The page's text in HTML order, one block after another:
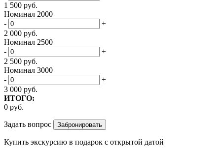
1 500 руб.
Номинал 2000
-
+
2 000 руб.
Номинал 2500
-
+
2 500 руб.
Номинал 3000
-
+
3 000 руб.
ИТОГО:
0 руб.
Задать вопрос
Купить экскурсию в подарок с открытой датой